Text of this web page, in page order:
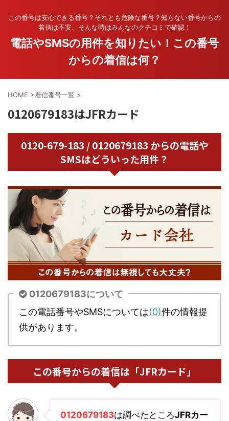
この番号は安心できる番号？それとも危険な番号？知らない番号からの
着信は不安、そんな時はみんなのクチコミで確認！
電話やSMSの用件を知りたい！この番号
からの着信は何？
HOME >着信番号一覧 >
0120679183はJFRカード
0120-679-183 / 0120679183 からの電話や
SMSはどういった用件？
0120679183について
この電話番号やSMSについては(0)件の情報提
供があります。
この番号からの着信は「JFRカード」
0120679183は調べたところJFRカー